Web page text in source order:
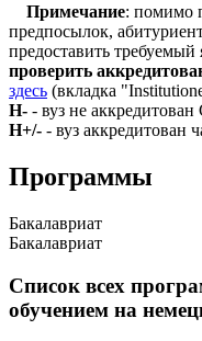
Примечание: помимо
предпосылок,
предоставить
проверить
здесь (вкладка
Н- - вуз не аккредитован
Н+/- - вуз аккредитован
Программы
Бакалавриат
Бакалавриат
Список всех
обучением на